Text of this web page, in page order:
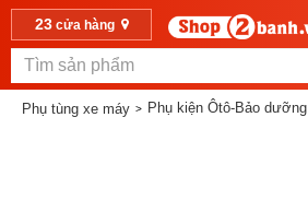
23cửa hàng
Phụ tùng xe máy Phụ kiện Ôtô-Bảo dưỡng